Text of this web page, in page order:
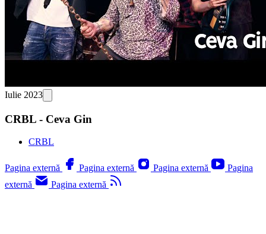
Iulie 2023
CRBL - Ceva Gin
CRBL
Pagina externă Pagina externă Pagina externă
Pagina
externă
Pagina externă